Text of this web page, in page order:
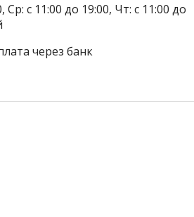
с 11:00 до 19:00, Чт: с 11:00 до
через банк